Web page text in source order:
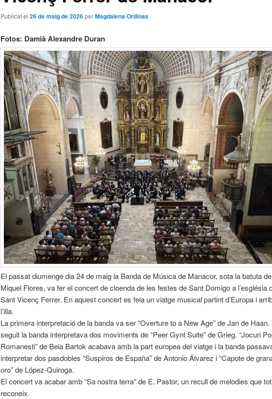
Publicat el 26 de maig de 2026perMagdalena Ordinas
Fotos: Damià Alexandre Duran
El passat diumenge dia 24 de maig la Banda de Música de Manacor, sota la batuta de
Miquel Flores, va fer el concert de cloenda de les festes de Sant Domigo a l’església
Sant Vicenç Ferrer. En aquest concert es feia un viatge musical partint d’Europa i
l’illa.
La primera interpretació de la banda va ser “Overture to a New Age” de Jan de Haan.
seguit la banda interpretava dos moviments de “Peer Gynt Suite” de Grieg. “Jocuri
Romanesti” de Bela Bartok acabava amb la part europea del viatge i la banda
interpretar dos pasdobles “Suspiros de España” de Antonio Álvarez i “Capote de
oro” de López-Quiroga.
El concert va acabar amb “Sa nostra terra” de E. Pastor, un recull de melodies que
reconeix.